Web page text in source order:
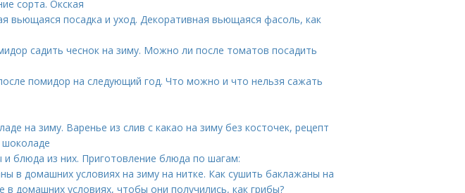
сорта. Окская
вьющаяся посадка и уход. Декоративная вьющаяся фасоль, как
садить чеснок на зиму. Можно ли после томатов посадить
помидор на следующий год. Что можно и что нельзя сажать
на зиму. Варенье из слив с какао на зиму без косточек, рецепт
шоколаде
блюда из них. Приготовление блюда по шагам:
в домашних условиях на зиму на нитке. Как сушить баклажаны на
в домашних условиях, чтобы они получились, как грибы?